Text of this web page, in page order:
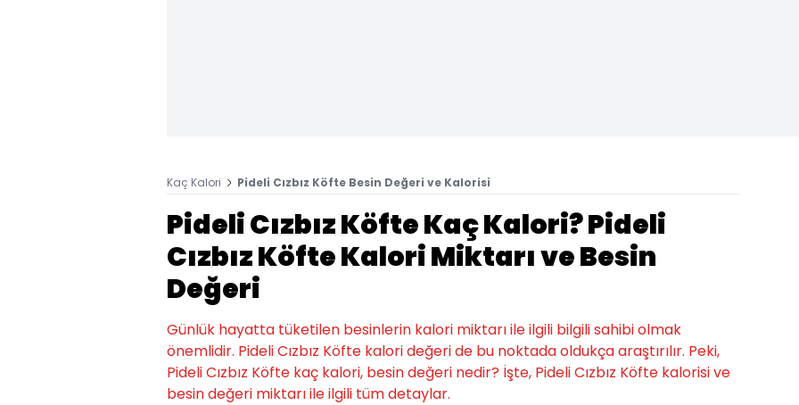
Kaç Kalori Pideli Cızbız Köfte Besin Değeri ve Kalorisi
Pideli Cızbız Köfte Kaç Kalori? Pideli
Cızbız Köfte Kalori Miktarı ve Besin
Değeri
Günlük hayatta tüketilen besinlerin kalori miktarı ile ilgili bilgili sahibi olmak
önemlidir. Pideli Cızbız Köfte kalori değeri de bu noktada oldukça araştırılır. Peki,
Pideli Cızbız Köfte kaç kalori, besin değeri nedir? İşte, Pideli Cızbız Köfte kalorisi ve
besin değeri miktarı ile ilgili tüm detaylar.